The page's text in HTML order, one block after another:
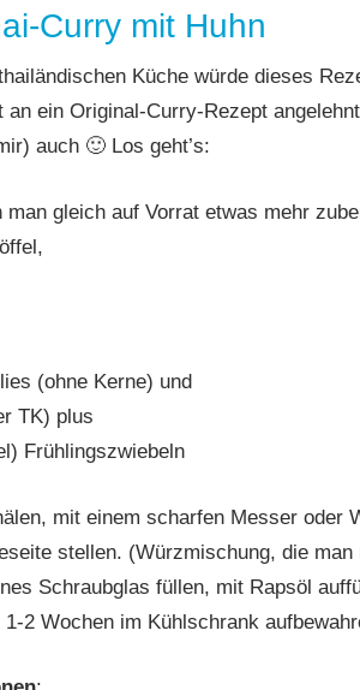
Curry mit Huhn
Küche würde dieses
ein Original-Curry-Rezept
auch 🙂 Los geht’s:
man gleich auf Vorrat etwas mehr
(ohne Kerne) und
TK) plus
Frühlingszwiebeln
mit einem scharfen Messer oder
stellen. (Würzmischung, die
Schraubglas füllen, mit Rapsöl
2 Wochen im Kühlschrank